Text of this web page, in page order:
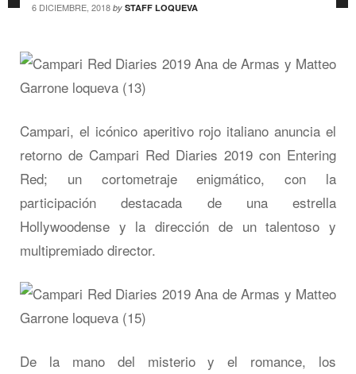
6 DICIEMBRE, 2018 by STAFF LOQUEVA
Campari, el icónico aperitivo rojo italiano anuncia el
retorno de Campari Red Diaries 2019 con Entering
Red; un cortometraje enigmático, con la
participación destacada de una estrella
Hollywoodense y la dirección de un talentoso y
multipremiado director.
De la mano del misterio y el romance, los